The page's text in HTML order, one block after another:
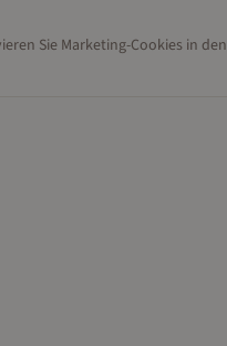
Sie Marketing-Cookies in den